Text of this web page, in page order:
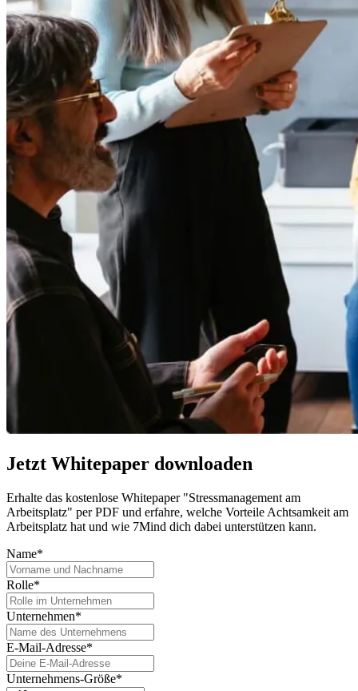
Jetzt Whitepaper downloaden
Erhalte das kostenlose Whitepaper "Stressmanagement am
Arbeitsplatz" per PDF und erfahre, welche Vorteile Achtsamkeit am
Arbeitsplatz hat und wie 7Mind dich dabei unterstützen kann.
Name*
Rolle*
Unternehmen*
E-Mail-Adresse*
Unternehmens-Größe*